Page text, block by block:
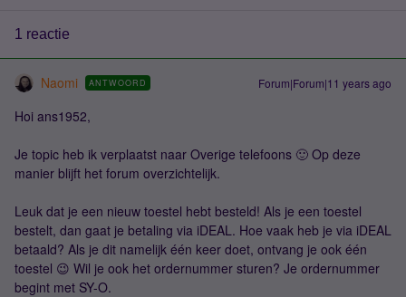
1 reactie
Naomi ANTWOORD Forum|Forum|11 years ago
Hoi ans1952,
Je topic heb ik verplaatst naar Overige telefoons 🙂 Op deze
manier blijft het forum overzichtelijk.
Leuk dat je een nieuw toestel hebt besteld! Als je een toestel
bestelt, dan gaat je betaling via iDEAL. Hoe vaak heb je via iDEAL
betaald? Als je dit namelijk één keer doet, ontvang je ook één
toestel 😉 Wil je ook het ordernummer sturen? Je ordernummer
begint met SY-O.